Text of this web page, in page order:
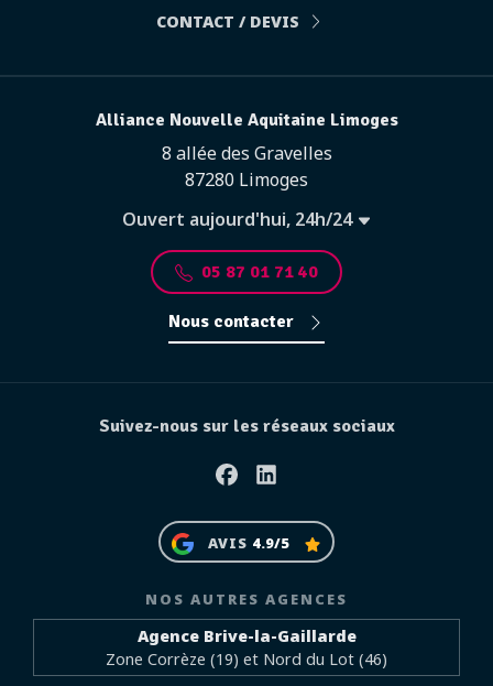
CONTACT / DEVIS
Alliance Nouvelle Aquitaine Limoges
8 allée des Gravelles
87280 Limoges
Ouvert aujourd'hui, 24h/24
05 87 01 71 40
Nous contacter
Suivez-nous sur les réseaux sociaux
FacebookLinkedin
AVIS 4.9/5
NOS AUTRES AGENCES
Agence Brive-la-Gaillarde
Zone Corrèze (19) et Nord du Lot (46)